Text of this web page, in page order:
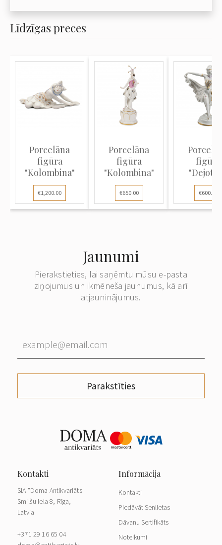
Līdzīgas preces
Porcelāna
figūra
"Kolombina"
€1,200.00
Porcelāna
figūra
"Kolombina"
€650.00
figūra
€600.00
Jaunumi
Pierakstieties, lai saņēmtu mūsu e-pasta
ziņojumus un ikmēneša jaunumus, kā arī
atjauninājumus.
Parakstīties
SIA "Doma Antikvariāts"
Smilšu iela 8, Rīga,
Latvia
+371 29 16 65 04
Kontakti
Piedāvāt Senlietas
Dāvanu Sertifikāts
Noteikumi